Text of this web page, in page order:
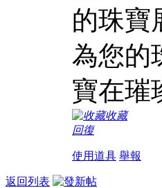
的珠寶
為您的
寶在璀
收藏
回復
使用道具 舉報
返回列表